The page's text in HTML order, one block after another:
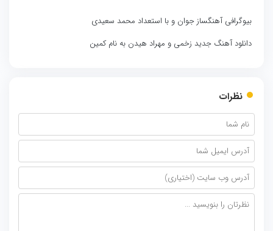
بیوگرافی آهنگساز جوان و با استعداد محمد سعیدی
دانلود آهنگ جدید زخمی و مهراد هیدن به نام کمین
نظرات